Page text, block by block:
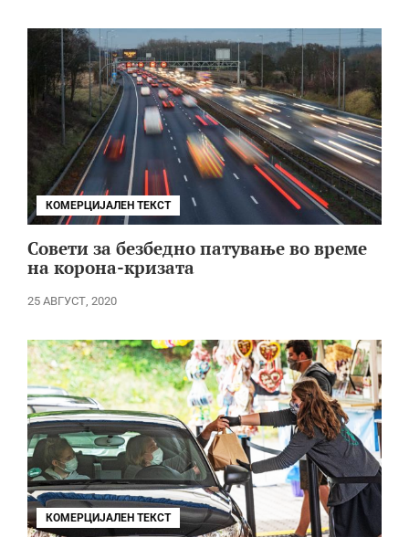
КОМЕРЦИЈАЛЕН ТЕКСТ
Совети за безбедно патување во време
на корона-кризата
25 АВГУСТ, 2020
КОМЕРЦИЈАЛЕН ТЕКСТ